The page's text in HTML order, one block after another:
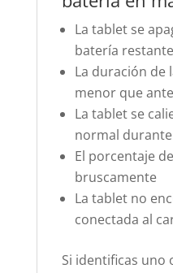
La tablet se
batería restante
La duración de
menor que
La tablet se
normal
El porcentaje
bruscamente
La tablet no
conectada al
Si identificas uno